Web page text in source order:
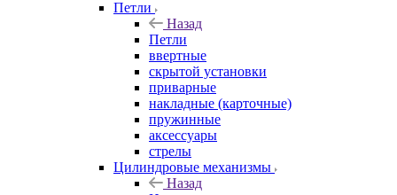
Петли
Назад
Петли
ввертные
скрытой установки
приварные
накладные (карточные)
пружинные
аксессуары
стрелы
Цилиндровые механизмы
Назад